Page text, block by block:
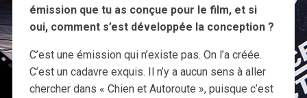
émission que tu as conçue pour le film, et si
oui, comment s’est développée la conception ?
C’est une émission qui n’existe pas. On l’a créée.
C’est un cadavre exquis. Il n’y a aucun sens à aller
chercher dans « Chien et Autoroute », puisque c’est